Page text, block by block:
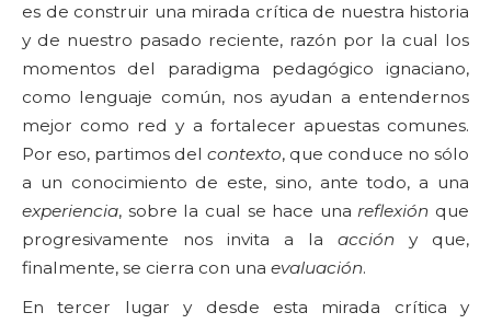
es de construir una mirada crítica de nuestra historia
y de nuestro pasado reciente, razón por la cual los
momentos del paradigma pedagógico ignaciano,
como lenguaje común, nos ayudan a entendernos
mejor como red y a fortalecer apuestas comunes.
Por eso, partimos del contexto, que conduce no sólo
a un conocimiento de este, sino, ante todo, a una
experiencia, sobre la cual se hace unareflexión que
progresivamente nos invita a la acción y que,
finalmente, se cierra con una evaluación.
En tercer lugar y desde esta mirada crítica y